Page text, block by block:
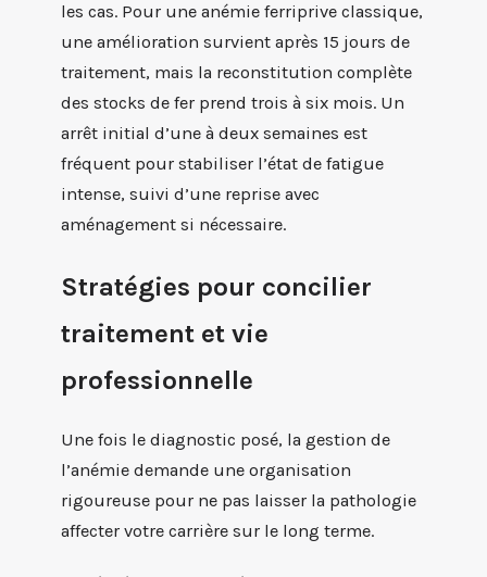
les cas. Pour une anémie ferriprive classique,
une amélioration survient après 15 jours de
traitement, mais la reconstitution complète
des stocks de fer prend trois à six mois. Un
arrêt initial d’une à deux semaines est
fréquent pour stabiliser l’état de fatigue
intense, suivi d’une reprise avec
aménagement si nécessaire.
Stratégies pour concilier
traitement et vie
professionnelle
Une fois le diagnostic posé, la gestion de
l’anémie demande une organisation
rigoureuse pour ne pas laisser la pathologie
affecter votre carrière sur le long terme.